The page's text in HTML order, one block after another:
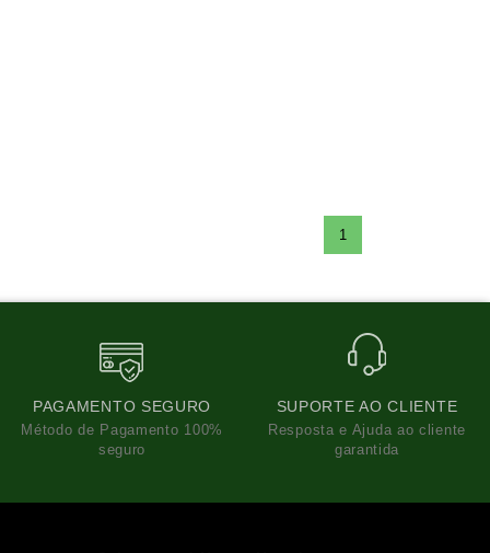
1
PAGAMENTO SEGURO
Método de Pagamento 100%
seguro
SUPORTE AO CLIENTE
Resposta e Ajuda ao cliente
garantida